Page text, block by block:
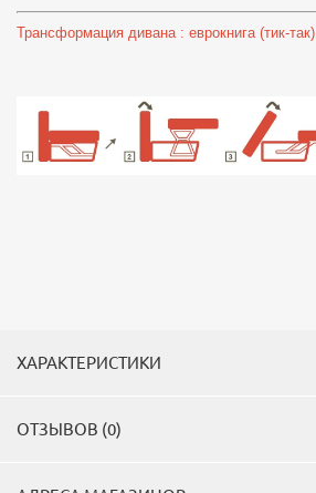
Трансформация дивана : еврокнига (тик-так)
ХАРАКТЕРИСТИКИ
ОТЗЫВОВ (0)